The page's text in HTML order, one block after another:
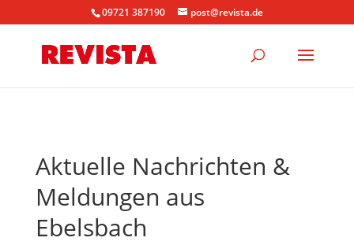
09721 387190 post@revista.de
Aktuelle Nachrichten &
Meldungen aus
Ebelsbach